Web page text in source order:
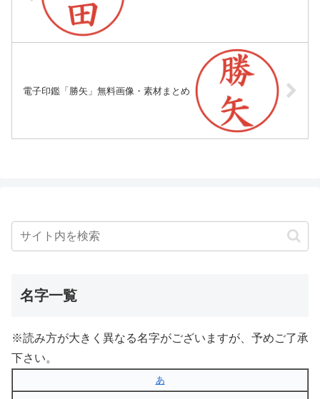
電子印鑑「勝矢」無料画像・素材まとめ
名字一覧
※読み方が大きく異なる名字がございますが、予めご了承
下さい。
あ